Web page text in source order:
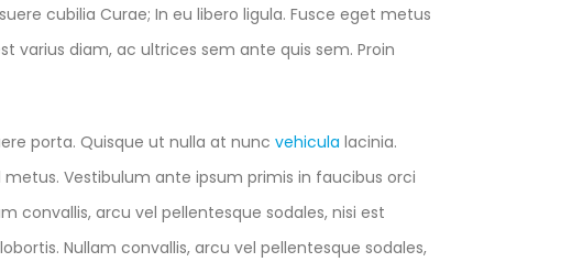
cubilia Curae; In eu libero ligula. Fusce eget metus
varius diam, ac ultrices sem ante quis sem. Proin
porta. Quisque ut nulla at nunc vehicula lacinia.
Vestibulum ante ipsum primis in faucibus orci
convallis, arcu vel pellentesque sodales, nisi est
Nullam convallis, arcu vel pellentesque sodales,